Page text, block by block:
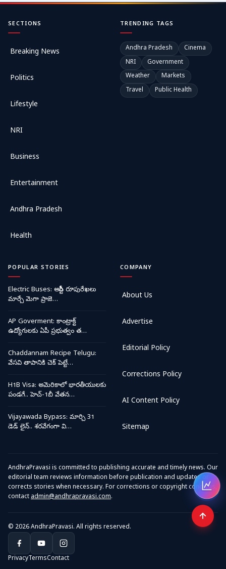
SECTIONS
Breaking News
Politics
Lifestyle
NRI
Business
Entertainment
Andhra Pradesh
Health
TRENDING TAGS
Andhra Pradesh
Cinema
NRI
Government
Weather
Markets
Travel
Public Health
POPULAR STORIES
Electric Buses: ఆర్టీసీ రూపురేఖలు
మార్చే మెగా ప్రాజె…
AP Goverment: కాంట్రాక్ట్
ఉద్యోగులకు ఏపీ ప్రభుత్వం త…
Chaddannam Recipe Telugu:
వేసవి తాపానికి చెక్ పెట్టే…
H1B Visa: అమెరికాలో భారతీయులకు
పండగే.. హెచ్-1బీ వేతన…
Vijayawada Bypass: మార్చి 31
డెడ్ లైన్.. శరవేగంగా వి…
COMPANY
About Us
Advertise
Editorial Policy
Corrections Policy
AI Content Policy
Sitemap
AndhraPravasi is committed to publishing accurate and timely news. Our
editorial team reviews information before publication and updates or
corrects stories when necessary. For corrections or copyright concerns,
contactadmin@andhrapravasi.com.
© 2026 AndhraPravasi. All rights reserved.
PrivacyTermsContact